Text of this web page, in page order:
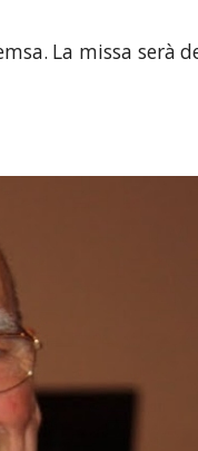
La missa serà